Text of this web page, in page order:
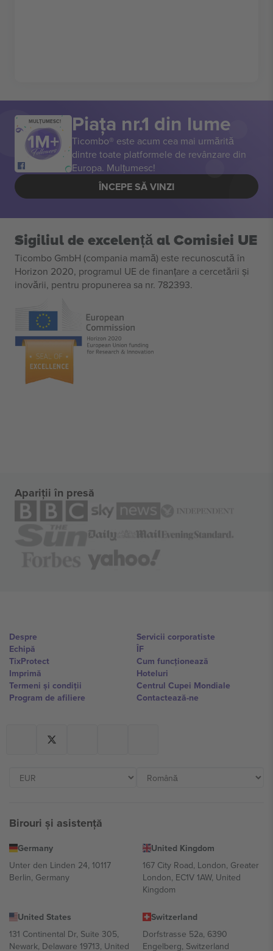
MULȚUMESC! Piața nr.1 din lume
Ticombo® este acum cea mai urmărită
dintre toate platformele de revânzare din
Europa. Mulțumesc!
ÎNCEPE SĂ VINZI
Sigiliul de excelență al Comisiei UE
Ticombo GmbH (compania mamă) este recunoscută în
Horizon 2020, programul UE de finanțare a cercetării și
inovării, pentru propunerea sa nr. 782393.
Apariții în presă
Despre
Echipă
TixProtect
Imprimă
Termeni și condiții
Program de afiliere
Servicii corporatiste
ÎF
Cum funcționează
Hoteluri
Centrul Cupei Mondiale
Contactează-ne
Birouri și asistență
Germany
Unter den Linden 24, 10117
Berlin, Germany
United Kingdom
167 City Road, London, Greater
London, EC1V 1AW, United
Kingdom
United States
131 Continental Dr, Suite 305,
Newark, Delaware 19713, United
Switzerland
Dorfstrasse 52a, 6390
Engelberg, Switzerland